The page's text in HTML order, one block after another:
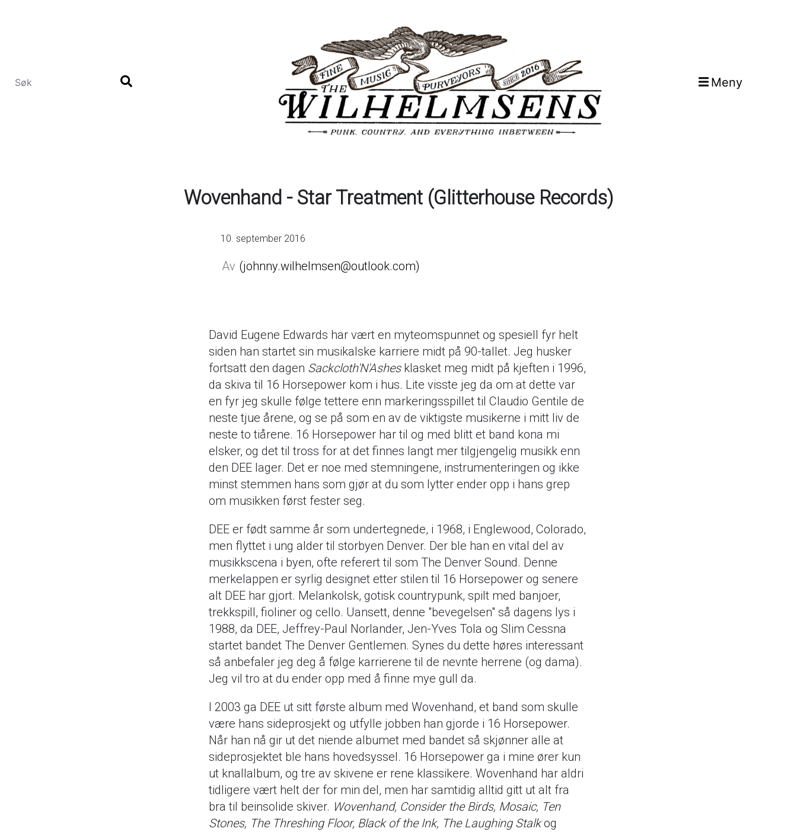
Meny
Wovenhand - Star Treatment (Glitterhouse Records)
10. september 2016
johnny.wilhelmsen@outlook.com
David Eugene Edwards har vært en myteomspunnet og spesiell fyr helt
siden han startet sin musikalske karriere midt på 90-tallet. Jeg husker
fortsatt den dagen Sackcloth'N'Ashesklasket meg midt på kjeften i 1996,
da skiva til 16 Horsepower kom i hus. Lite visste jeg da om at dette var
en fyr jeg skulle følge tettere enn markeringsspillet til Claudio Gentile de
neste tjue årene, og se på som en av de viktigste musikerne i mitt liv de
neste to tiårene. 16 Horsepower har til og med blitt et band kona mi
elsker, og det til tross for at det finnes langt mer tilgjengelig musikk enn
den DEE lager. Det er noe med stemningene, instrumenteringen og ikke
minst stemmen hans som gjør at du som lytter ender opp i hans grep
om musikken først fester seg.
DEE er født samme år som undertegnede, i 1968, i Englewood, Colorado,
men flyttet i ung alder til storbyen Denver. Der ble han en vital del av
musikkscena i byen, ofte referert til som The Denver Sound. Denne
merkelappen er syrlig designet etter stilen til 16 Horsepower og senere
alt DEE har gjort. Melankolsk, gotisk countrypunk, spilt med banjoer,
trekkspill, fioliner og cello. Uansett, denne "bevegelsen" så dagens lys i
1988, da DEE, Jeffrey-Paul Norlander, Jen-Yves Tola og Slim Cessna
startet bandet The Denver Gentlemen. Synes du dette høres interessant
så anbefaler jeg deg å følge karrierene til de nevnte herrene (og dama).
Jeg vil tro at du ender opp med å finne mye gull da.
I 2003 ga DEE ut sitt første album med Wovenhand, et band som skulle
være hans sideprosjekt og utfylle jobben han gjorde i 16 Horsepower.
Når han nå gir ut det niende albumet med bandet så skjønner alle at
sideprosjektet ble hans hovedsyssel. 16 Horsepower ga i mine ører kun
ut knallalbum, og tre av skivene er rene klassikere. Wovenhand har aldri
tidligere vært helt der for min del, men har samtidig alltid gitt ut alt fra
bra til beinsolide skiver. Wovenhand, Consider the Birds, Mosaic, Ten
Stones, The Threshing Floor, Black of the Ink, The Laughing Stalkog